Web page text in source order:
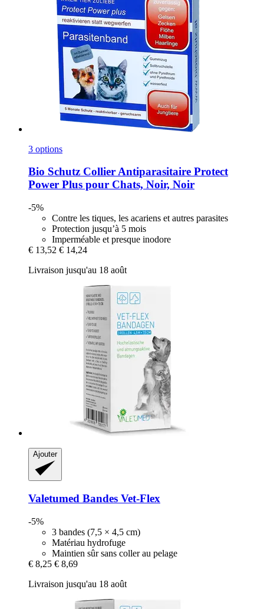
3 options
Bio Schutz Collier Antiparasitaire Protect
Power Plus pour Chats, Noir, Noir
-5%
Contre les tiques, les acariens et autres parasites
Protection jusqu’à 5 mois
Imperméable et presque inodore
€ 13,52 € 14,24
Livraison jusqu'au 18 août
Ajouter
Valetumed Bandes Vet-​Flex
-5%
3 bandes (7,5 × 4,5 cm)
Matériau hydrofuge
Maintien sûr sans coller au pelage
€ 8,25 € 8,69
Livraison jusqu'au 18 août